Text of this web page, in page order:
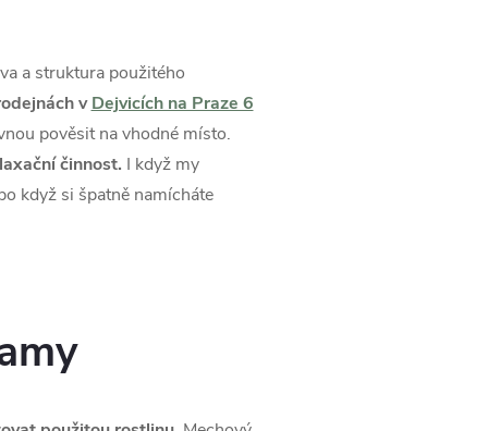
a struktura použitého
vDejvicích na Praze 6
pověsit na vhodné místo.
činnost. I když my
když si špatně namícháte